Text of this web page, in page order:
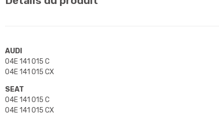
AUDI
04E 141 015 C
04E 141 015 CX
SEAT
04E 141 015 C
04E 141 015 CX